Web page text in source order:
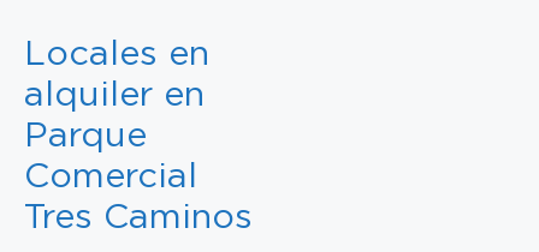
Locales en
alquiler en
Parque
Comercial
Tres Caminos